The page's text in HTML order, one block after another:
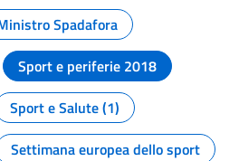
Spadafora
Sport e periferie 2018
Sport e Salute (1)
Settimana europea dello sport